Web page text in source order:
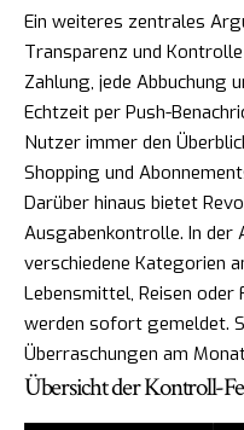
Ein weiteres zentrales
Transparenz und
Zahlung, jede Abbuchung
Echtzeit per Push-
Nutzer immer den
Shopping und
Darüber hinaus bietet
Ausgabenkontrolle. In der
verschiedene Kategorien
Lebensmittel, Reisen oder
werden sofort gemeldet.
Überraschungen am
Übersicht der Kontroll-